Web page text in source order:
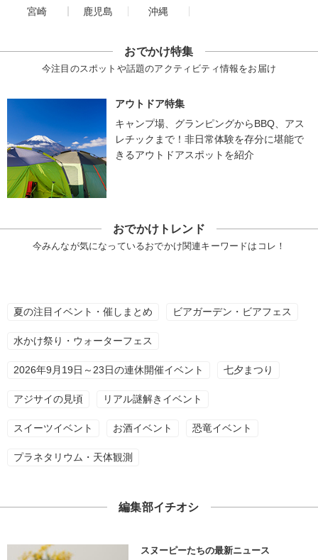
宮崎
鹿児島 沖縄
おでかけ特集
今注目のスポットや話題のアクティビティ情報をお届け
アウトドア特集
キャンプ場、グランピングからBBQ、アス
レチックまで！非日常体験を存分に堪能で
きるアウトドアスポットを紹介
おでかけトレンド
今みんなが気になっているおでかけ関連キーワードはコレ！
夏の注目イベント・催しまとめ ビアガーデン・ビアフェス
水かけ祭り・ウォーターフェス
2026年9月19日～23日の連休開催イベント 七夕まつり
アジサイの見頃 リアル謎解きイベント
スイーツイベント お酒イベント 恐竜イベント
プラネタリウム・天体観測
編集部イチオシ
スヌーピーたちの最新ニュース